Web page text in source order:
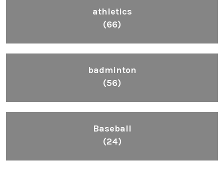
athletics
(66)
badminton
(56)
Baseball
(24)